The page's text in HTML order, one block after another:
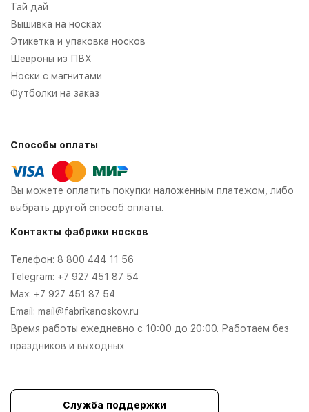
Тай дай
Вышивка на носках
Этикетка и упаковка носков
Шевроны из ПВХ
Носки с магнитами
Футболки на заказ
Способы оплаты
Вы можете оплатить покупки наложенным платежом, либо
выбрать другой способ оплаты.
Контакты фабрики носков
Телефон: 8 800 444 11 56
Telegram: +7 927 451 87 54
Max: +7 927 451 87 54
Email: mail@fabrikanoskov.ru
Время работы ежедневно с 10:00 до 20:00. Работаем без
праздников и выходных
Служба поддержки